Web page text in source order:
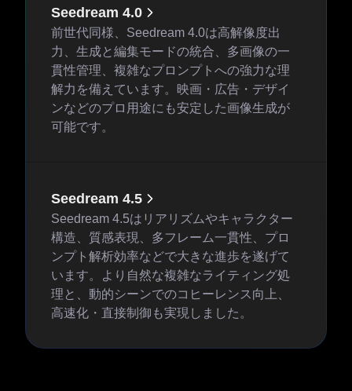
Seedream 4.0
前世代同様、Seedream 4.0は高解像度出
力、生成と編集モードの統合、多画像の一
貫性管理、複雑なプロンプトへの強力な理
解力を備えています。映画・広告・デザイ
ンなどのプロ用途にも安定した画像生成が
可能です。
Seedream 4.5
Seedream 4.5はリアリズムやキャラクター
構造、質感表現、多フレーム一貫性、プロ
ンプト解析効率などで大きな進歩を遂げて
います。より自然な複雑なライティング処
理と、動的シーンでのコヒーレンス向上、
高速化・直接制御も実現しました。